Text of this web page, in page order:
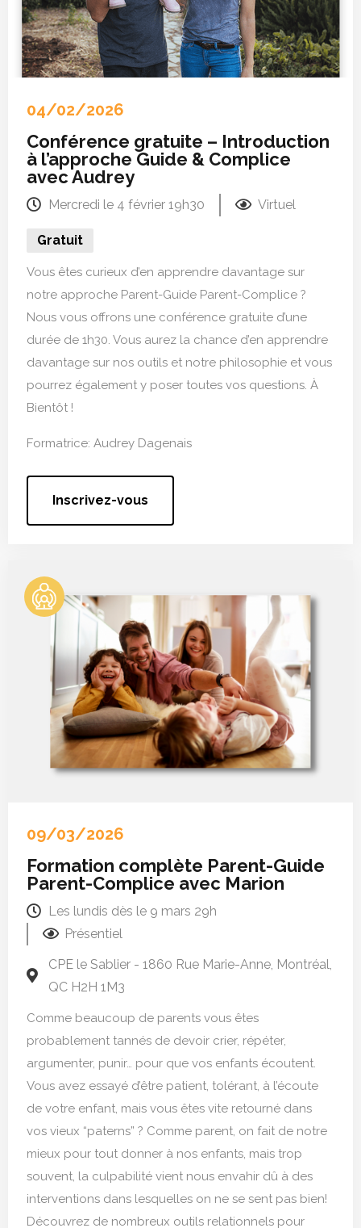
04/02/2026
Conférence gratuite – Introduction
à l’approche Guide & Complice
avec Audrey
Mercredi le 4 février 19h30 Virtuel
Gratuit
Vous êtes curieux d’en apprendre davantage sur
notre approche Parent-Guide Parent-Complice ?
Nous vous offrons une conférence gratuite d’une
durée de 1h30. Vous aurez la chance d’en apprendre
davantage sur nos outils et notre philosophie et vous
pourrez également y poser toutes vos questions. À
Bientôt !
Formatrice: Audrey Dagenais
Inscrivez-vous
09/03/2026
Formation complète Parent-Guide
Parent-Complice avec Marion
Les lundis dès le 9 mars 29h
Présentiel
CPE le Sablier - 1860 Rue Marie-Anne, Montréal,
QC H2H 1M3
Comme beaucoup de parents vous êtes
probablement tannés de devoir crier, répéter,
argumenter, punir… pour que vos enfants écoutent.
Vous avez essayé d’être patient, tolérant, à l’écoute
de votre enfant, mais vous êtes vite retourné dans
vos vieux “paterns” ? Comme parent, on fait de notre
mieux pour tout donner à nos enfants, mais trop
souvent, la culpabilité vient nous envahir dû à des
interventions dans lesquelles on ne se sent pas bien!
Découvrez de nombreux outils relationnels pour